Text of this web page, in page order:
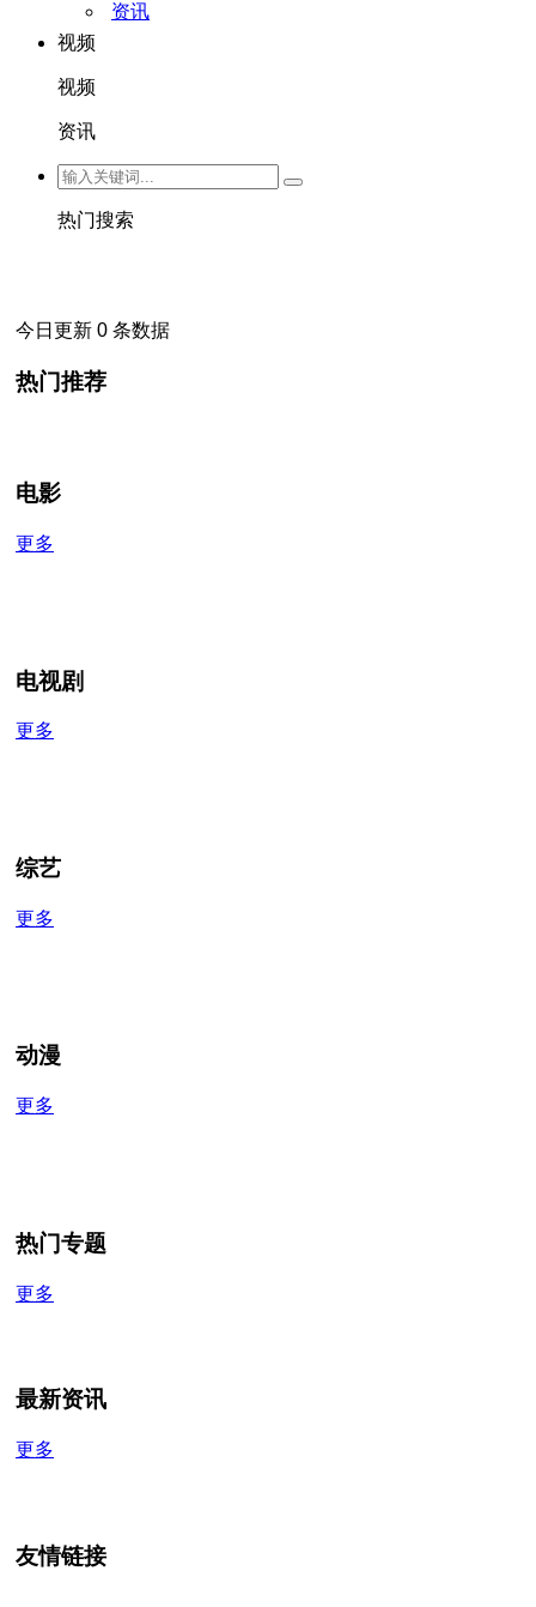
资讯
视频
视频
资讯
热门搜索
今日更新 0 条数据
热门推荐
电影
更多
电视剧
更多
综艺
更多
动漫
更多
热门专题
更多
最新资讯
更多
友情链接